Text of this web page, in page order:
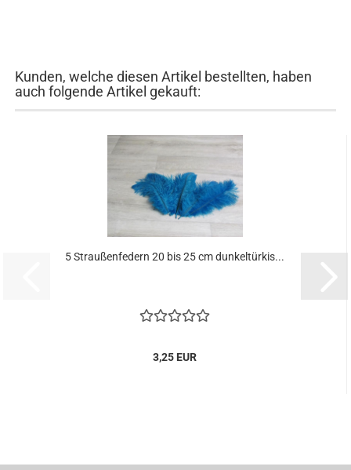
Kunden, welche diesen Artikel bestellten, haben
auch folgende Artikel gekauft:
5 Straußenfedern 20 bis 25 cm dunkeltürkis...
3,25 EUR